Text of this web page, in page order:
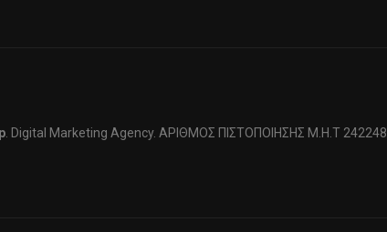
. Digital Marketing Agency. ΑΡΙΘΜΟΣ ΠΙΣΤΟΠΟΙΗΣΗΣ Μ.Η.Τ 242248